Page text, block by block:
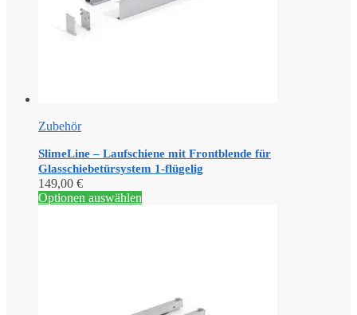
Zubehör
SlimeLine – Laufschiene mit Frontblende für
Glasschiebetürsystem 1-flügelig
149,00 €
Optionen auswählen